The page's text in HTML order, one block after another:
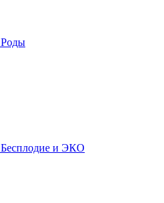
Роды
Бесплодие и ЭКО